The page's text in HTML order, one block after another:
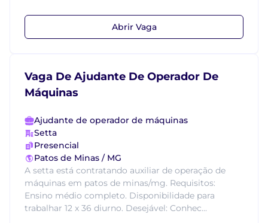
Abrir Vaga
Vaga De Ajudante De Operador De
Máquinas
Ajudante de operador de máquinas
Setta
Presencial
Patos de Minas / MG
A setta está contratando auxiliar de operação de
máquinas em patos de minas/mg. Requisitos:
Ensino médio completo. Disponibilidade para
trabalhar 12 x 36 diurno. Desejável: Conhec...